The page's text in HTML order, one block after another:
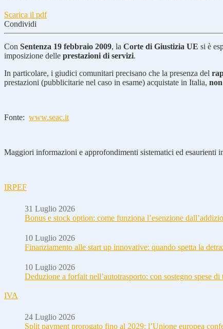
Scarica il pdf
Condividi
Con Sentenza 19 febbraio 2009, la Corte di Giustizia UE si è
imposizione delle prestazioni di servizi.
In particolare, i giudici comunitari precisano che la presenza del
prestazioni (pubblicitarie nel caso in esame) acquistate in Italia,
Fonte: www.seac.it
Maggiori informazioni e approfondimenti sistematici ed esaurienti
IRPEF
31 Luglio 2026
Bonus e stock option: come funziona l’esenzione
10 Luglio 2026
Finanziamento alle start up innovative: quando spetta la
10 Luglio 2026
Deduzione a forfait nell’autotrasporto: con sostegno spese di
IVA
24 Luglio 2026
Split payment prorogato fino al 2029: l’Unione europea